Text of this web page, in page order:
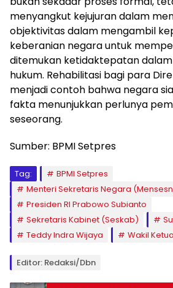
menyangkut kejujuran dalam
objektivitas dalam mengambil
keberanian negara untuk
ditemukan ketidaktepatan
hukum. Rehabilitasi bagi para
menjadi contoh bahwa negara
fakta menunjukkan perlunya
seseorang.
Sumber: BPMI Setpres
Tag:
BPMI Setpres
Menteri Sekretaris Negara
Presiden RI Prabowo Subianto
Sekretaris Kabinet (Seskab)
Teddy Indra Wijaya
Wakil Ketua
Editor: Redaksi/Dbn